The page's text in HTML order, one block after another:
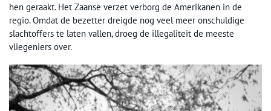
hen geraakt. Het Zaanse verzet verborg de Amerikanen in de
regio. Omdat de bezetter dreigde nog veel meer onschuldige
slachtoffers te laten vallen, droeg de illegaliteit de meeste
vliegeniers over.